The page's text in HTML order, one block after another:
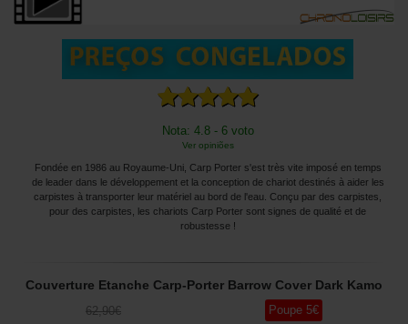
Nota: 4.8 - 6 voto
Ver opiniões
Fondée en 1986 au Royaume-Uni, Carp Porter s'est très vite imposé en temps
de leader dans le développement et la conception de chariot destinés à aider les
carpistes à transporter leur matériel au bord de l'eau. Conçu par des carpistes,
pour des carpistes, les chariots Carp Porter sont signes de qualité et de
robustesse !
Couverture Etanche Carp-Porter Barrow Cover Dark Kamo
62,90€ Poupe 5€